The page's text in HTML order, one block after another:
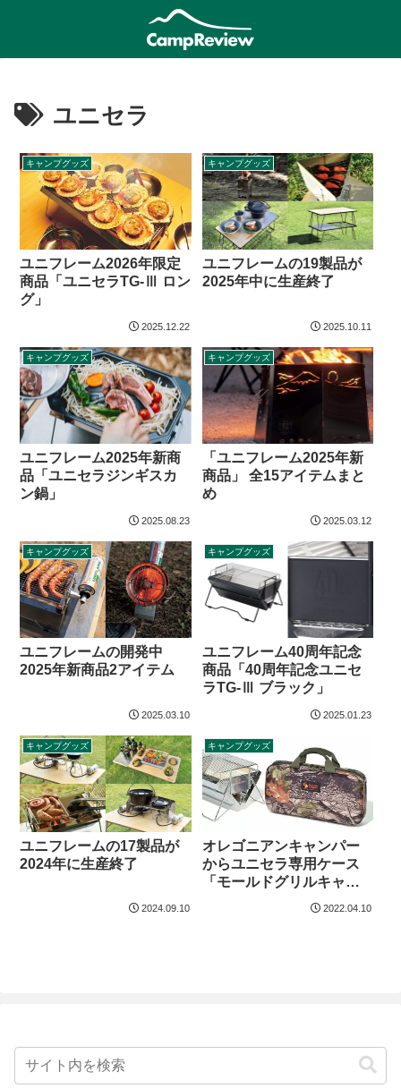
ユニセラ
キャンプグッズ
ユニフレーム2026年限定
商品「ユニセラTG-Ⅲ ロン
グ」
2025.12.22
キャンプグッズ
ユニフレームの19製品が
2025年中に生産終了
2025.10.11
キャンプグッズ
ユニフレーム2025年新商
品「ユニセラジンギスカ
ン鍋」
2025.08.23
キャンプグッズ
「ユニフレーム2025年新
商品」 全15アイテムまと
め
2025.03.12
キャンプグッズ
ユニフレームの開発中
2025年新商品2アイテム
2025.03.10
キャンプグッズ
ユニフレーム40周年記念
商品「40周年記念ユニセ
ラTG-Ⅲ ブラック」
2025.01.23
キャンプグッズ
ユニフレームの17製品が
2024年に生産終了
2024.09.10
キャンプグッズ
オレゴニアンキャンパー
からユニセラ専用ケース
「モールドグリルキャリ
2022.04.10